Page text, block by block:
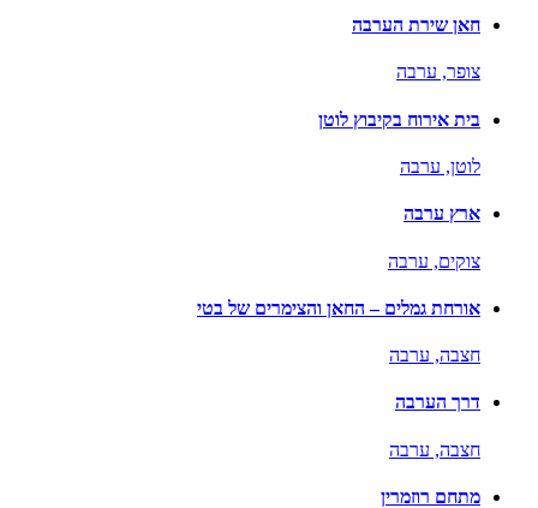
חאן שירת הערבה
צופר, ערבה
בית אירוח בקיבוץ לוטן
לוטן, ערבה
ארץ ערבה
צוקים, ערבה
אורחת גמלים – החאן והצימרים של בטי
חצבה, ערבה
דרך הערבה
חצבה, ערבה
מתחם רוזמרין